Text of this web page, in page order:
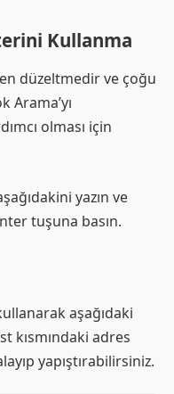
Kullanma
düzeltmedir ve çoğu
Arama’yı
olması için
yazın ve
tuşuna basın.
aşağıdaki
kısmındaki adres
yapıştırabilirsiniz.